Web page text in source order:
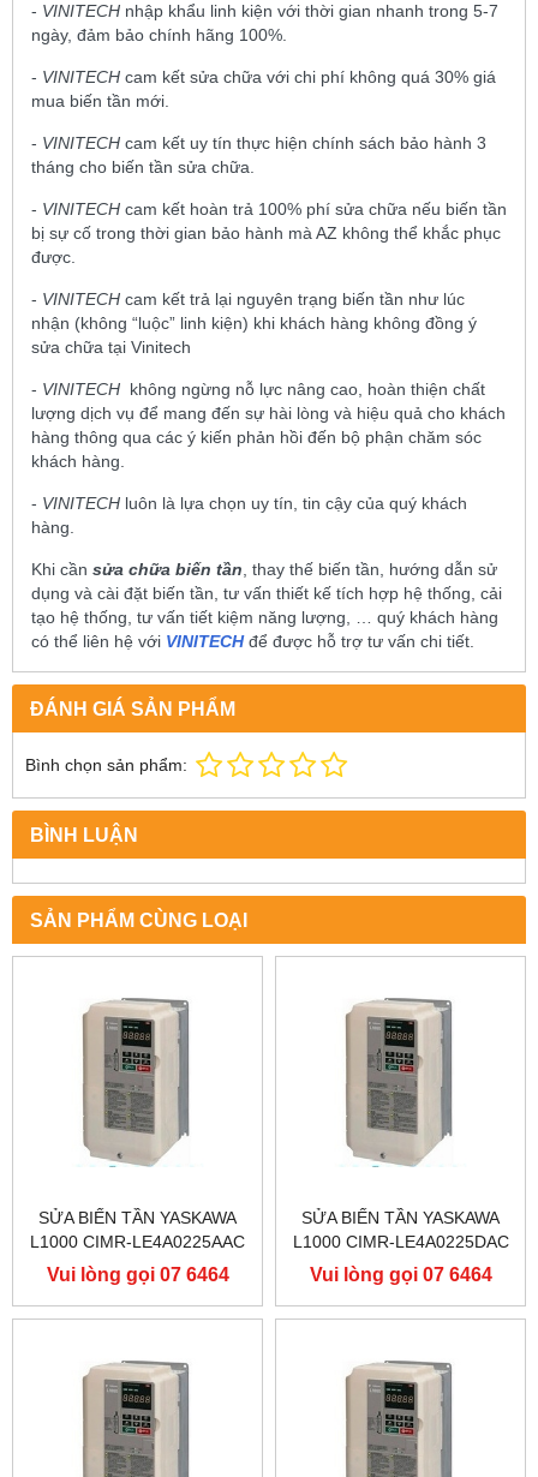
- VINITECH nhập khẩu linh kiện với thời gian nhanh trong 5-7
ngày, đảm bảo chính hãng 100%.
- VINITECH cam kết sửa chữa với chi phí không quá 30% giá
mua biến tần mới.
- VINITECH cam kết uy tín thực hiện chính sách bảo hành 3
tháng cho biến tần sửa chữa.
- VINITECH cam kết hoàn trả 100% phí sửa chữa nếu biến tần
bị sự cố trong thời gian bảo hành mà AZ không thể khắc phục
được.
- VINITECH cam kết trả lại nguyên trạng biến tần như lúc
nhận (không “luộc” linh kiện) khi khách hàng không đồng ý
sửa chữa tại Vinitech
- VINITECH không ngừng nỗ lực nâng cao, hoàn thiện chất
lượng dịch vụ để mang đến sự hài lòng và hiệu quả cho khách
hàng thông qua các ý kiến phản hồi đến bộ phận chăm sóc
khách hàng.
- VINITECH luôn là lựa chọn uy tín, tin cậy của quý khách
hàng.
Khi cần sửa chữa biến tần, thay thế biến tần, hướng dẫn sử
dụng và cài đặt biến tần, tư vấn thiết kế tích hợp hệ thống, cải
tạo hệ thống, tư vấn tiết kiệm năng lượng, … quý khách hàng
có thể liên hệ với VINITECHđể được hỗ trợ tư vấn chi tiết.
ĐÁNH GIÁ SẢN PHẨM
Bình chọn sản phẩm:
BÌNH LUẬN
SẢN PHẨM CÙNG LOẠI
SỬA BIẾN TẦN YASKAWA
L1000 CIMR-LE4A0225AAC
400V 110KW, BIẾN TẦN
YASKAWA L1000
Vui lòng gọi 07 6464
9556
SỬA BIẾN TẦN YASKAWA
L1000 CIMR-LE4A0225DAC
400V 110KW, BIẾN TẦN
YASKAWA L1000
Vui lòng gọi 07 6464
9556